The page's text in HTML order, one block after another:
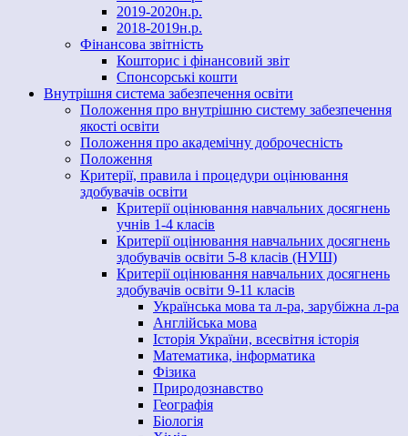
2019-2020н.р.
2018-2019н.р.
Фінансова звітність
Кошторис і фінансовий звіт
Спонсорські кошти
Внутрішня система забезпечення освіти
Положення про внутрішню систему забезпечення
якості освіти
Положення про академічну доброчесність
Положення
Критерії, правила і процедури оцінювання
здобувачів освіти
Критерії оцінювання навчальних досягнень
учнів 1-4 класів
Критерії оцінювання навчальних досягнень
здобувачів освіти 5-8 класів (НУШ)
Критерії оцінювання навчальних досягнень
здобувачів освіти 9-11 класів
Українська мова та л-ра, зарубіжна л-ра
Англійська мова
Історія України, всесвітня історія
Математика, інформатика
Фізика
Природознавство
Географія
Біологія